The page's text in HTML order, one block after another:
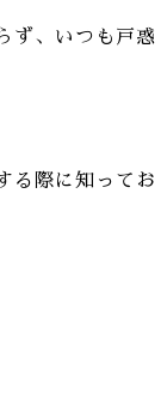
ず、いつも戸惑
る際に知ってお